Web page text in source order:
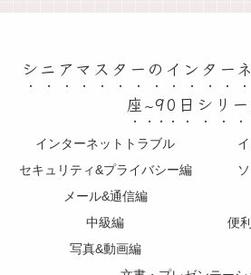
シニアマスターのインター
座~90日シリ
インターネットトラブル
セキュリティ&プライバシー編
メール&通信編
中級編
便
写真&動画編